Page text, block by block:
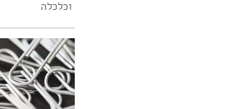
וכלכלה